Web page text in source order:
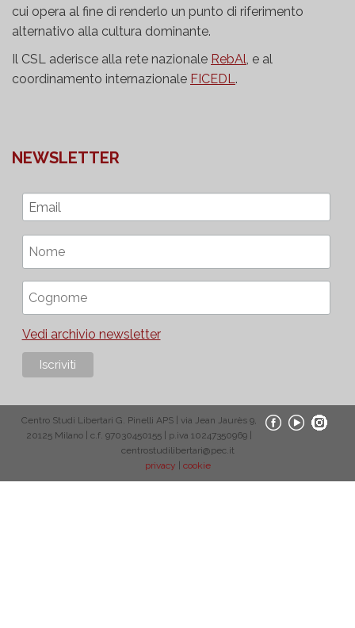
cui opera al fine di renderlo un punto di riferimento
alternativo alla cultura dominante.
Il CSL aderisce alla rete nazionale RebAl, e al
coordinamento internazionale FICEDL.
NEWSLETTER
Vedi archivio newsletter
Centro Studi Libertari G. Pinelli APS | via Jean Jaurès 9,
20125 Milano | c.f. 97030450155 | p.iva 10247350969 |
centrostudilibertari@pec.it
privacy
cookie